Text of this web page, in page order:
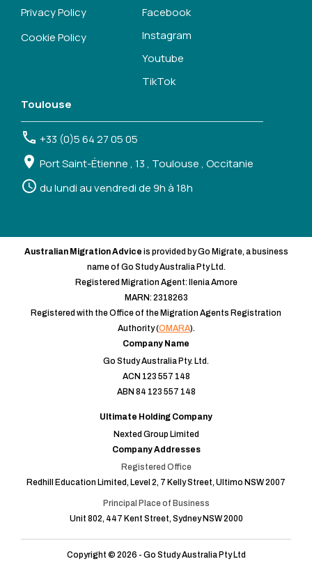
Privacy Policy
Cookie Policy
Facebook
Instagram
Youtube
TikTok
Toulouse
+33 (0)5 64 27 05 05
Port Saint-Étienne , 13 , Toulouse , Occitanie
du lundi au vendredi de 9h à 18h
Australian Migration Advice is provided by Go Migrate, a business
name of Go Study Australia Pty Ltd.
Registered Migration Agent: Ilenia Amore
MARN: 2318263
Registered with the Office of the Migration Agents Registration
Authority (OMARA).
Company Name
Go Study Australia Pty. Ltd.
ACN 123 557 148
ABN 84 123 557 148
Ultimate Holding Company
Nexted Group Limited
Company Addresses
Registered Office
Redhill Education Limited, Level 2, 7 Kelly Street, Ultimo NSW 2007
Principal Place of Business
Unit 802, 447 Kent Street, Sydney NSW 2000
Copyright © 2026 - Go Study Australia Pty Ltd